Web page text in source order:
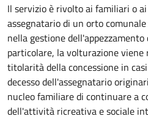
Il servizio è rivolto ai familiari o
assegnatario di un orto
nella gestione
particolare, la volturazione
titolarità della concessione in
decesso dell'assegnatario
nucleo familiare di continuare a
dell'attività ricreativa e sociale